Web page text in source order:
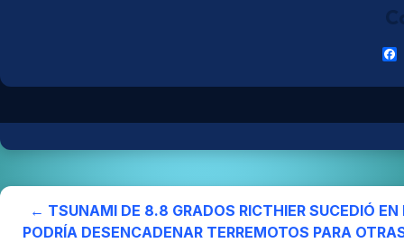
← TSUNAMI DE 8.8 GRADOS RICTHIER SUCEDIÓ EN
PODRÍA DESENCADENAR TERREMOTOS PARA